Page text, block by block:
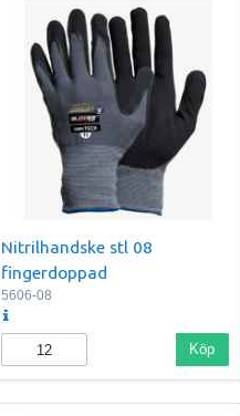
Nitrilhandske stl 08
fingerdoppad
5606-08
Köp